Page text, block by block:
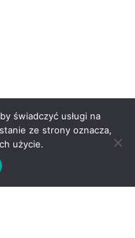
świadczyć usługi na
ze strony oznacza,
użycie.